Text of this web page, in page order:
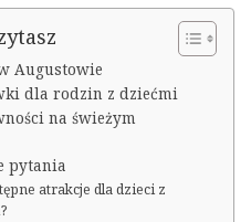
Augustowie
dla rodzin z dziećmi
na świeżym
pytania
atrakcje dla dzieci z